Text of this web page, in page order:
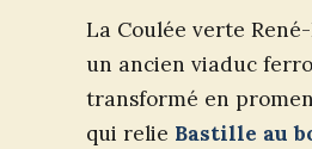
La Coulée verte
un ancien viaduc
transformé en
qui relie Bastille au